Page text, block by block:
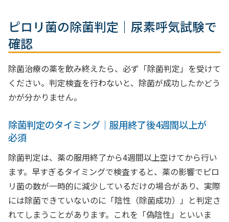
ピロリ菌の除菌判定｜尿素呼気試験で
確認
除菌治療の薬を飲み終えたら、必ず「除菌判定」を受けて
ください。判定検査を行わないと、除菌が成功したかどう
かが分かりません。
除菌判定のタイミング｜服用終了後4週間以上が
必須
除菌判定は、薬の服用終了から4週間以上空けてから行い
ます。早すぎるタイミングで検査すると、薬の影響でピロ
リ菌の数が一時的に減少しているだけの場合があり、実際
には除菌できていないのに「陰性（除菌成功）」と判定さ
れてしまうことがあります。これを「偽陰性」といいま